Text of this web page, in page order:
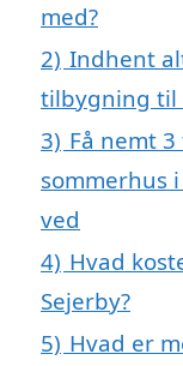
med?
2) Indhent
tilbygning til
3) Få nemt
sommerhus
ved
4) Hvad
Sejerby?
5) Hvad er